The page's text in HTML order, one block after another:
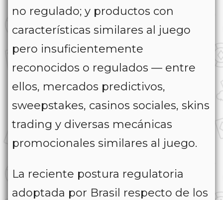
no regulado; y productos con
características similares al juego
pero insuficientemente
reconocidos o regulados — entre
ellos, mercados predictivos,
sweepstakes, casinos sociales, skins
trading y diversas mecánicas
promocionales similares al juego.
La reciente postura regulatoria
adoptada por Brasil respecto de los